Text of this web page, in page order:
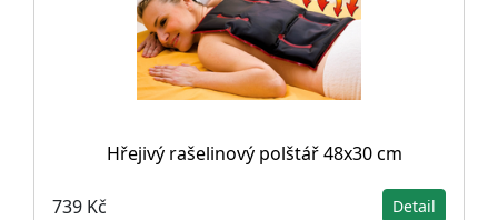
Hřejivý rašelinový polštář 48x30 cm
739 Kč Detail